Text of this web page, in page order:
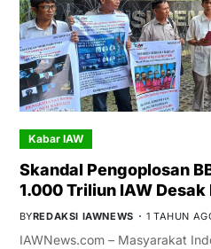
Kabar IAW
Skandal Pengoplosan
1.000 Triliun IAW
BYREDAKSI IAWNEWS 1 TAHUN
IAWNews.com – Masyarakat